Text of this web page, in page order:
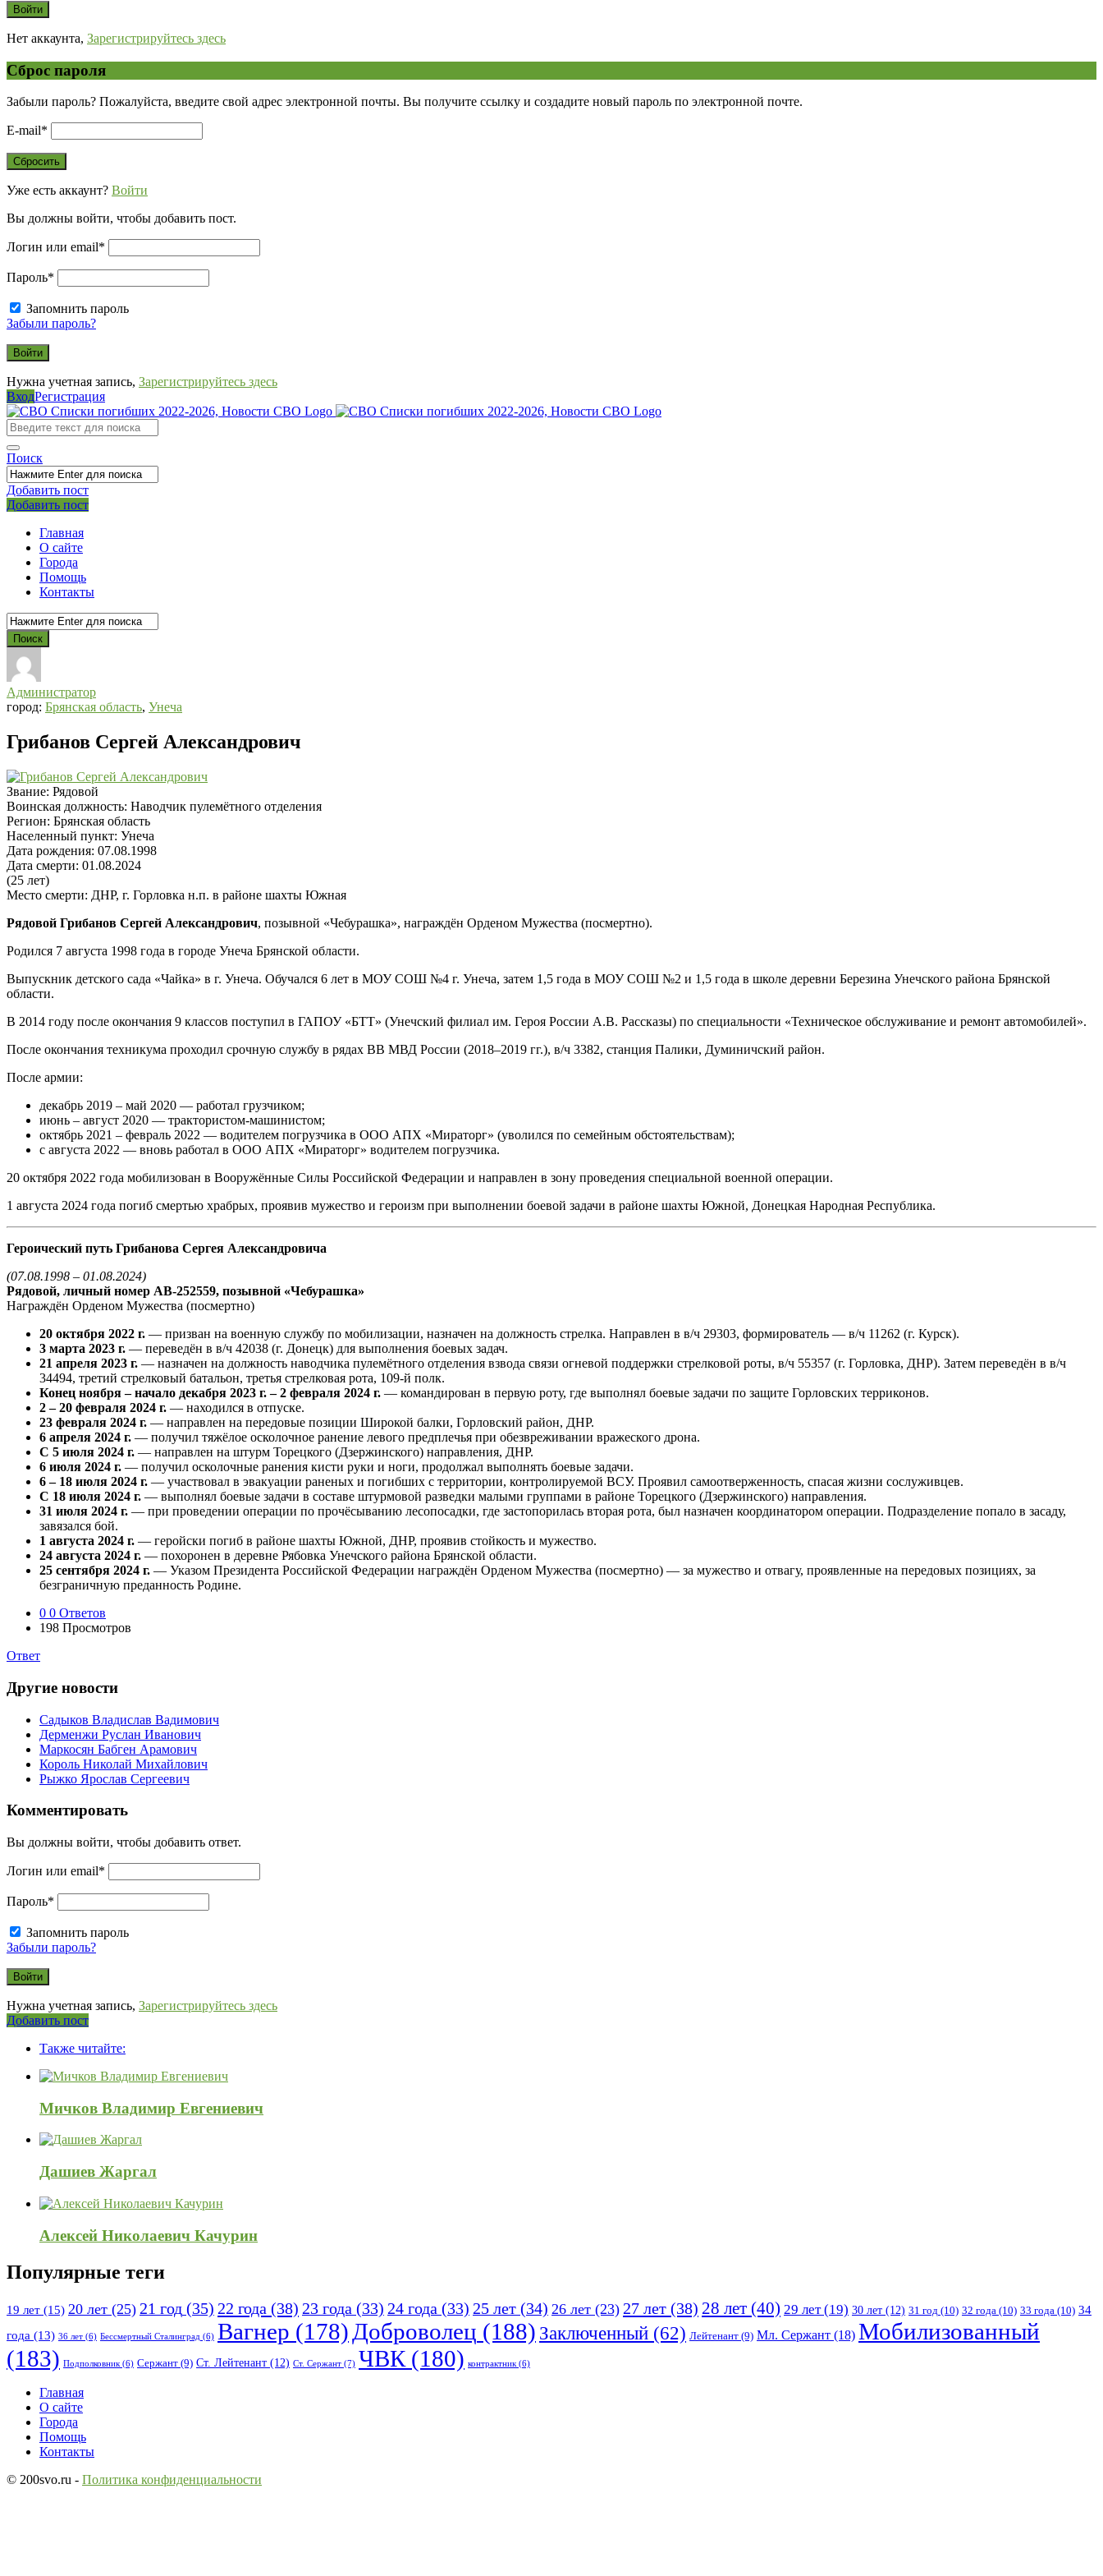
Нет аккаунта, Зарегистрируйтесь здесь
Сброс пароля
Забыли пароль? Пожалуйста, введите свой адрес электронной почты. Вы получите ссылку и создадите новый пароль по электронной почте.
E-mail*
Уже есть аккаунт? Войти
Вы должны войти, чтобы добавить пост.
Логин или email*
Пароль*
Запомнить пароль
Забыли пароль?
Нужна учетная запись, Зарегистрируйтесь здесь
ВходРегистрация
СВО
Списки
погибших
2022-
2026,
Новости
СВО
Поиск
Добавить пост
Мобильное
меню
Выйти
Добавить пост
Главная
О сайте
Города
Помощь
Контакты
Администратор
город: Брянская область, Унеча
Грибанов Сергей Александрович
Звание: Рядовой
Воинская должность: Наводчик пулемётного отделения
Регион: Брянская область
Населенный пункт: Унеча
Дата рождения: 07.08.1998
Дата смерти: 01.08.2024
(25 лет)
Место смерти: ДНР, г. Горловка н.п. в районе шахты Южная
Рядовой Грибанов Сергей Александрович, позывной «Чебурашка», награждён Орденом Мужества (посмертно).
Родился 7 августа 1998 года в городе Унеча Брянской области.
Выпускник детского сада «Чайка» в г. Унеча. Обучался 6 лет в МОУ СОШ №4 г. Унеча, затем 1,5 года в МОУ СОШ №2 и 1,5 года в школе деревни Березина Унечского района Брянской
области.
В 2014 году после окончания 9 классов поступил в ГАПОУ «БТТ» (Унечский филиал им. Героя России А.В. Рассказы) по специальности «Техническое обслуживание и ремонт автомобилей».
После окончания техникума проходил срочную службу в рядах ВВ МВД России (2018–2019 гг.), в/ч 3382, станция Палики, Думиничский район.
После армии:
декабрь 2019 – май 2020 — работал грузчиком;
июнь – август 2020 — трактористом-машинистом;
октябрь 2021 – февраль 2022 — водителем погрузчика в ООО АПХ «Мираторг» (уволился по семейным обстоятельствам);
с августа 2022 — вновь работал в ООО АПХ «Мираторг» водителем погрузчика.
20 октября 2022 года мобилизован в Вооружённые Силы Российской Федерации и направлен в зону проведения специальной военной операции.
1 августа 2024 года погиб смертью храбрых, проявив мужество и героизм при выполнении боевой задачи в районе шахты Южной, Донецкая Народная Республика.
Героический путь Грибанова Сергея Александровича
(07.08.1998 – 01.08.2024)
Рядовой, личный номер АВ-252559, позывной «Чебурашка»
Награждён Орденом Мужества (посмертно)
20 октября 2022 г. — призван на военную службу по мобилизации, назначен на должность стрелка. Направлен в в/ч 29303, формирователь — в/ч 11262 (г. Курск).
3 марта 2023 г. — переведён в в/ч 42038 (г. Донецк) для выполнения боевых задач.
21 апреля 2023 г. — назначен на должность наводчика пулемётного отделения взвода связи огневой поддержки стрелковой роты, в/ч 55357 (г. Горловка, ДНР). Затем переведён в в/ч
34494, третий стрелковый батальон, третья стрелковая рота, 109-й полк.
Конец ноября – начало декабря 2023 г. – 2 февраля 2024 г. — командирован в первую роту, где выполнял боевые задачи по защите Горловских терриконов.
2 – 20 февраля 2024 г. — находился в отпуске.
23 февраля 2024 г. — направлен на передовые позиции Широкой балки, Горловский район, ДНР.
6 апреля 2024 г. — получил тяжёлое осколочное ранение левого предплечья при обезвреживании вражеского дрона.
С 5 июля 2024 г. — направлен на штурм Торецкого (Дзержинского) направления, ДНР.
6 июля 2024 г. — получил осколочные ранения кисти руки и ноги, продолжал выполнять боевые задачи.
6 – 18 июля 2024 г. — участвовал в эвакуации раненых и погибших с территории, контролируемой ВСУ. Проявил самоотверженность, спасая жизни сослуживцев.
С 18 июля 2024 г. — выполнял боевые задачи в составе штурмовой разведки малыми группами в районе Торецкого (Дзержинского) направления.
31 июля 2024 г. — при проведении операции по прочёсыванию лесопосадки, где застопорилась вторая рота, был назначен координатором операции. Подразделение попало в засаду,
завязался бой.
1 августа 2024 г. — геройски погиб в районе шахты Южной, ДНР, проявив стойкость и мужество.
24 августа 2024 г. — похоронен в деревне Рябовка Унечского района Брянской области.
25 сентября 2024 г. — Указом Президента Российской Федерации награждён Орденом Мужества (посмертно) — за мужество и отвагу, проявленные на передовых позициях, за
безграничную преданность Родине.
0 0 Ответов
198 Просмотров
Ответ
Другие новости
Садыков Владислав Вадимович
Дерменжи Руслан Иванович
Маркосян Бабген Арамович
Король Николай Михайлович
Рыжко Ярослав Сергеевич
Комментировать
Вы должны войти, чтобы добавить ответ.
Логин или email*
Пароль*
Запомнить пароль
Забыли пароль?
Нужна учетная запись, Зарегистрируйтесь здесь
Боковая
Добавить пост
120x600Также читайте:
Мичков Владимир Евгениевич
Дашиев Жаргал
Алексей Николаевич Качурин
Популярные теги
19 лет (15) 20 лет (25) 21 год (35) 22 года (38) 23 года (33) 24 года (33) 25 лет (34) 26 лет (23) 27 лет (38) 28 лет (40) 29 лет(19) 30 лет (12) 31 год (10) 32 года (10) 33 года (10) 34
года (13) 36 лет (6) Бессмертный Сталинград (6) Вагнер (178)Доброволец (188) Заключенный (62) Лейтенант (9) Мл. Сержант (18) Мобилизованный
(183) Подполковник(6) Сержант (9) Ст. Лейтенант (12) Ст. Сержант (7) ЧВК(180) контрактник(6)
Исследовать
Главная
О сайте
Города
Помощь
Контакты
© 200svo.ru - Политика конфиденциальности